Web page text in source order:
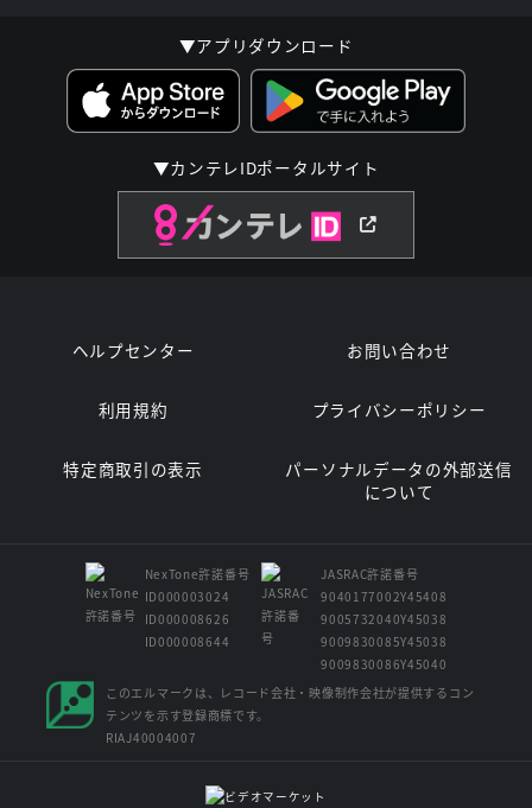
▼アプリダウンロード
▼カンテレIDポータルサイト
ヘルプセンター お問い合わせ
利用規約 プライバシーポリシー
特定商取引の表示
パーソナルデータの外部送信
について
NexTone許諾番号
ID000003024
ID000008626
ID000008644
JASRAC許諾番号
9040177002Y45408
9005732040Y45038
9009830085Y45038
9009830086Y45040
このエルマークは、レコード会社・映像制作会社が提供するコン
テンツを示す登録商標です。
RIAJ40004007